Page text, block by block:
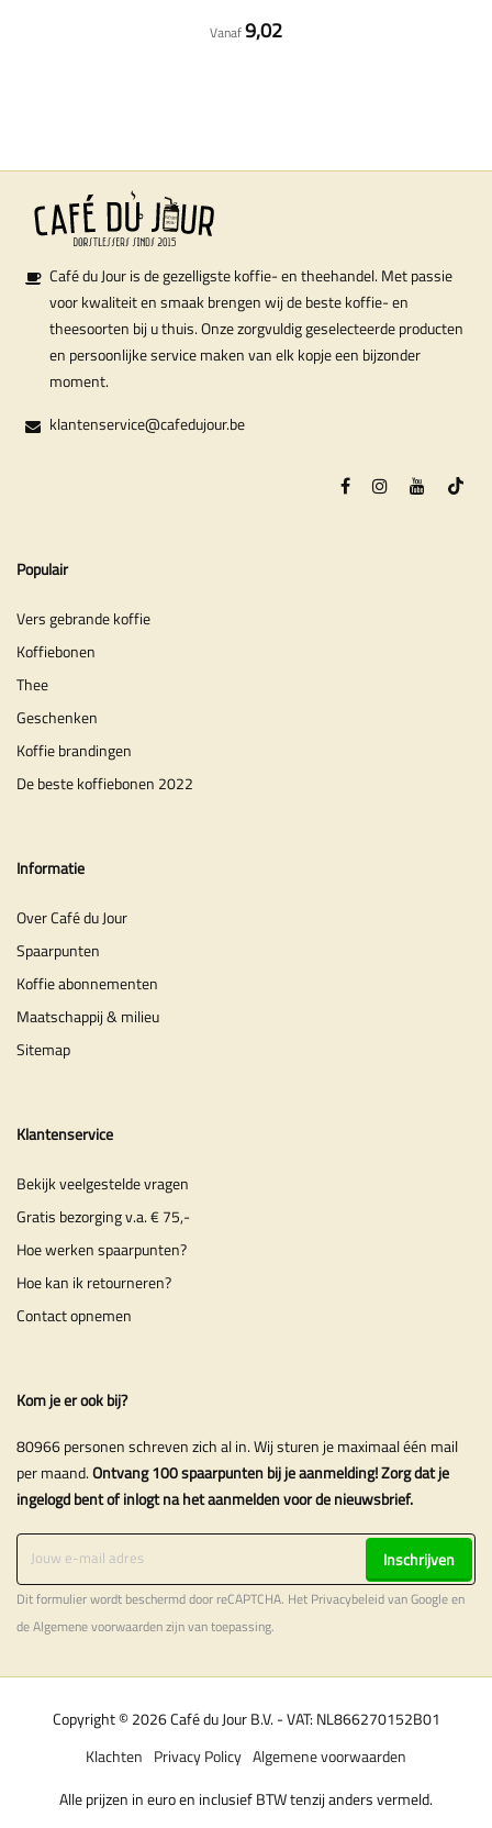
Vanaf9,02
Café du Jour is de gezelligste koffie- en theehandel. Met passie
voor kwaliteit en smaak brengen wij de beste koffie- en
theesoorten bij u thuis. Onze zorgvuldig geselecteerde producten
en persoonlijke service maken van elk kopje een bijzonder
moment.
klantenservice@cafedujour.be
Populair
Vers gebrande koffie
Koffiebonen
Thee
Geschenken
Koffie brandingen
De beste koffiebonen 2022
Informatie
Over Café du Jour
Spaarpunten
Koffie abonnementen
Maatschappij & milieu
Sitemap
Klantenservice
Bekijk veelgestelde vragen
Gratis bezorging v.a. € 75,-
Hoe werken spaarpunten?
Hoe kan ik retourneren?
Contact opnemen
Kom je er ook bij?
80966 personen schreven zich al in. Wij sturen je maximaal één mail
per maand.Ontvang 100 spaarpunten bij je aanmelding! Zorg dat je
ingelogd bent of inlogt na het aanmelden voor de nieuwsbrief.
Inschrijven
Dit formulier wordt beschermd door reCAPTCHA. Het Privacybeleidvan Google en
deAlgemene voorwaardenzijn van toepassing.
Copyright © 2026 Café du Jour B.V. - VAT: NL866270152B01
Algemene voorwaarden
Privacy Policy
Klachten
Alle prijzen in euro en inclusief BTW tenzij anders vermeld.